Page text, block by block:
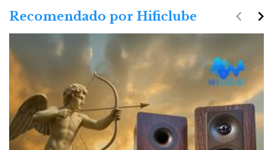
Recomendado por Hificlube navigate_next
navigate_before